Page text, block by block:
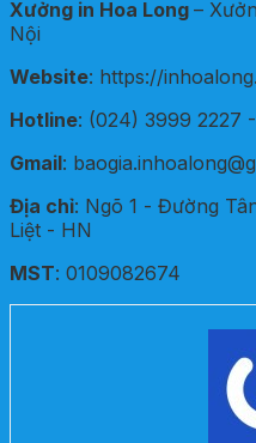
Xưởng in Hoa Long –
Nội
Website: https://
Hotline: (024) 3999 2227 -
Gmail:
Địa chỉ: Ngõ 1 - Đường
Liệt - HN
MST: 0109082674